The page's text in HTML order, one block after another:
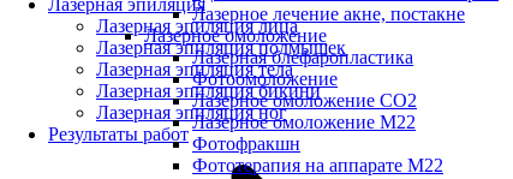
Лазерная эпиляция
Лазерная эпиляция лица
Лазерная эпиляция подмышек
Лазерная эпиляция тела
Лазерная эпиляция бикини
Лазерная эпиляция ног
Результаты работ
Лазерное лечение акне, постакне
Лазерное омоложение
Лазерная блефаропластика
Фотоомоложение
Лазерное омоложение CO2
Лазерное омоложение M22
Фотофракшн
Фототерапия на аппарате М22